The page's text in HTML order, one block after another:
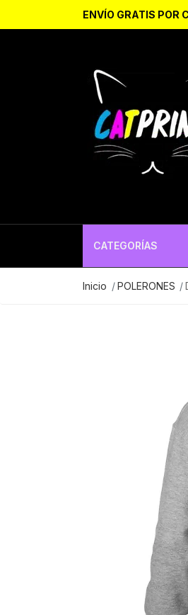
ENVÍO GRATIS POR
CATEGORÍAS
Inicio POLERONES